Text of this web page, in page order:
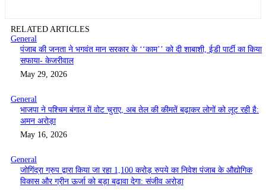
RELATED ARTICLES
General
पंजाब की जनता ने भगवंत मान सरकार के ‘‘काम’’ को दी शाबाशी, ईडी पार्टी का किया
सफाया- केजरीवाल
May 29, 2026
General
भाजपा ने पश्चिम बंगाल में वोट चुराए, अब तेल की कीमतें बढ़ाकर लोगों को लूट रही है:
अमन अरोड़ा
May 16, 2026
General
जोगिंद्रा ग्रुप द्वारा किया जा रहा 1,100 करोड़ रुपये का निवेश पंजाब के औद्योगिक
विकास और ग्रीन ऊर्जा को बड़ा बढ़ावा देगा: संजीव अरोड़ा